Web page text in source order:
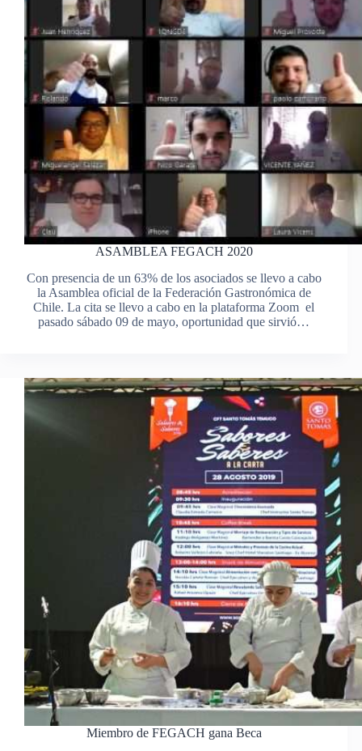
ASAMBLEA FEGACH 2020
Con presencia de un 63% de los asociados se llevo a cabo
la Asamblea oficial de la Federación Gastronómica de
Chile. La cita se llevo a cabo en la plataforma Zoom el
pasado sábado 09 de mayo, oportunidad que sirvió…
Miembro de FEGACH gana Beca